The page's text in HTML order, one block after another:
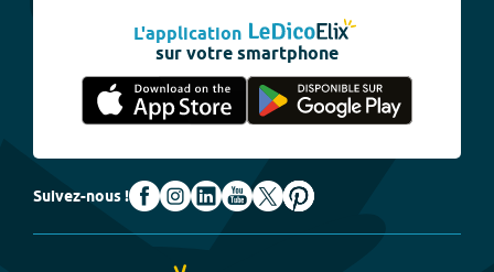
L'application
sur votre smartphone
Suivez-nous !